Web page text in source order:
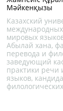
Мәйкенқызы
Казахский
мировых
Абылай хана,
перевода и
заведующий
практики речи
языков,